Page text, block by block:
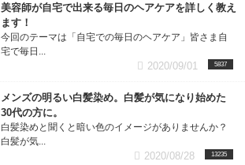
美容師が自宅で出来る毎日のヘアケアを詳しく教え
ます！
今回のテーマは「自宅での毎日のヘアケア」皆さま自
宅で毎日...
5837
2020/09/01
メンズの明るい白髪染め。白髪が気になり始めた
30代の方に。
白髪染めと聞くと暗い色のイメージがありませんか？
白髪が気...
13235
2020/08/28